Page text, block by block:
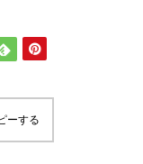
ーする